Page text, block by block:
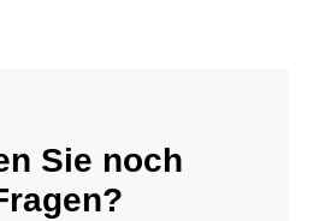
Sie noch